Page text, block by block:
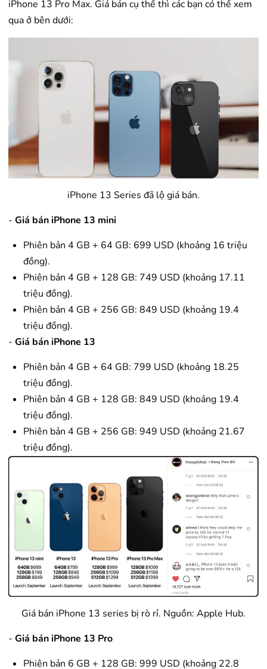
iPhone 13 Pro Max. Giá bán cụ thể thì các bạn có thể xem
qua ở bên dưới:
iPhone 13 Series đã lộ giá bán.
- Giá bán iPhone 13 mini
Phiên bản 4 GB + 64 GB: 699 USD (khoảng 16 triệu
đồng).
Phiên bản 4 GB + 128 GB: 749 USD (khoảng 17.11
triệu đồng).
Phiên bản 4 GB + 256 GB: 849 USD (khoảng 19.4
triệu đồng).
- Giá bán iPhone 13
Phiên bản 4 GB + 64 GB: 799 USD (khoảng 18.25
triệu đồng).
Phiên bản 4 GB + 128 GB: 849 USD (khoảng 19.4
triệu đồng).
Phiên bản 4 GB + 256 GB: 949 USD (khoảng 21.67
triệu đồng).
Giá bán iPhone 13 series bị rò rỉ. Nguồn: Apple Hub.
- Giá bán iPhone 13 Pro
Phiên bản 6 GB + 128 GB: 999 USD (khoảng 22.8